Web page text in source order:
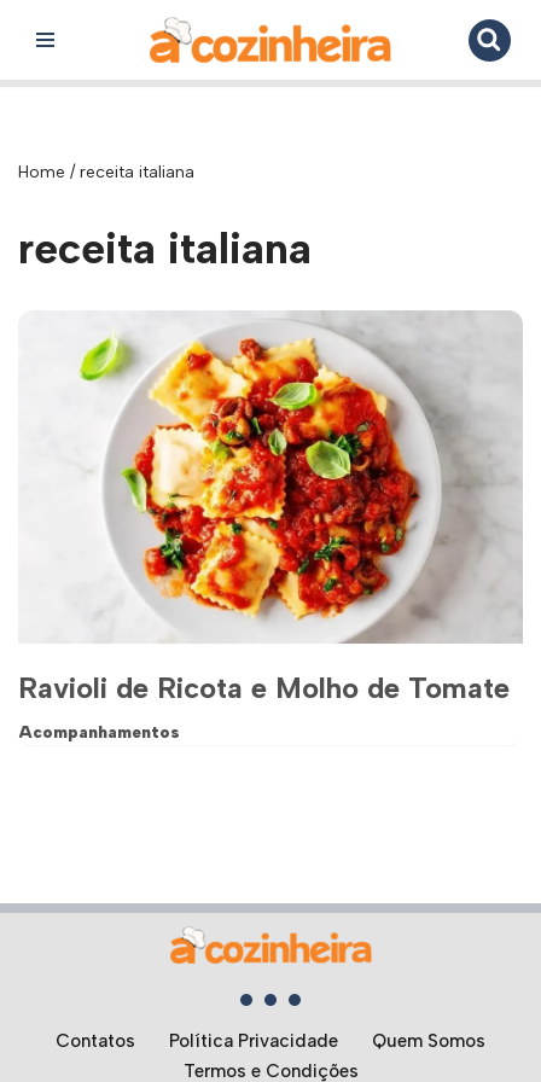
para
Home /receita italiana
receita italiana
Ravioli de Ricota e Molho de Tomate
Acompanhamentos
Contatos Política Privacidade
Quem Somos
Termos e Condições